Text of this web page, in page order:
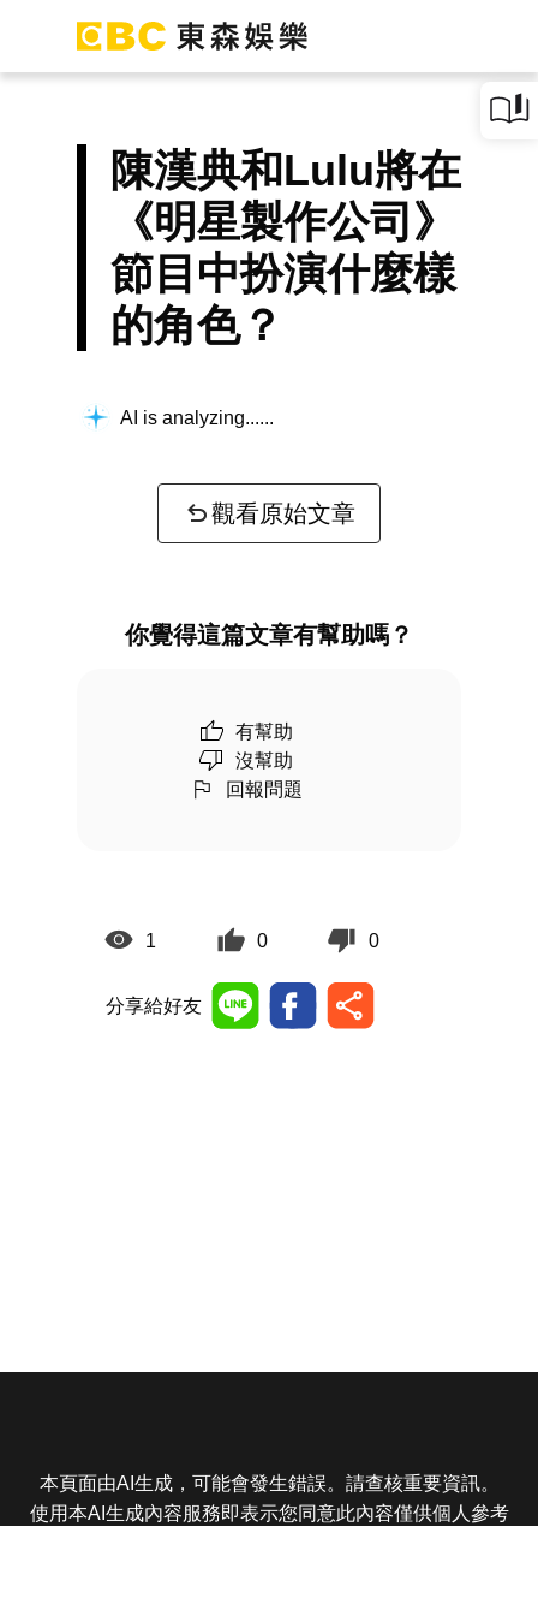
陳漢典和Lulu將在
《明星製作公司》
節目中扮演什麼樣
的角色？
AI is analyzing...
觀看原始文章
你覺得這篇文章有幫助嗎？
有幫助
沒幫助
回報問題
1 0 0
分享給好友
本頁面由AI生成，可能會發生錯誤。請查核重要資訊。
使用本AI生成內容服務即表示您同意此內容僅供個人參考